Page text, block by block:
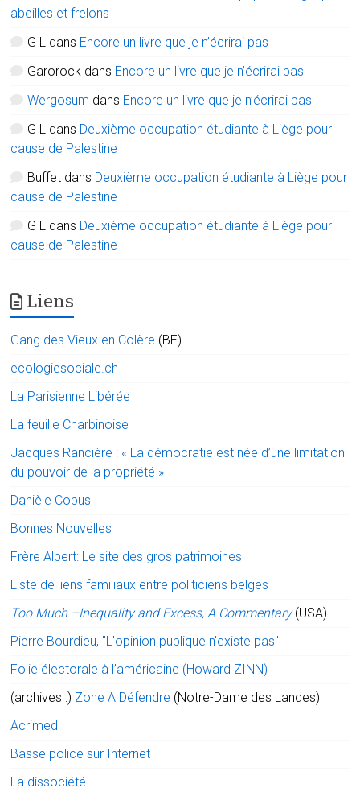
abeilles et frelons
G L dans Encore un livre que je n’écrirai pas
Garorock dans Encore un livre que je n’écrirai pas
Wergosum dans Encore un livre que je n’écrirai pas
G L dans Deuxième occupation étudiante à Liège pour
cause de Palestine
Buffet dans Deuxième occupation étudiante à Liège pour
cause de Palestine
G L dans Deuxième occupation étudiante à Liège pour
cause de Palestine
Liens
Gang des Vieux en Colère (BE)
ecologiesociale.ch
La Parisienne Libérée
La feuille Charbinoise
Jacques Rancière : « La démocratie est née d’une limitation
du pouvoir de la propriété »
Danièle Copus
Bonnes Nouvelles
Frère Albert: Le site des gros patrimoines
Liste de liens familiaux entre politiciens belges
Too Much –Inequality and Excess, A Commentary (USA)
Pierre Bourdieu, "L'opinion publique n'existe pas"
Folie électorale à l’américaine (Howard ZINN)
(archives :) Zone A Défendre (Notre-Dame des Landes)
Acrimed
Basse police sur Internet
La dissociété